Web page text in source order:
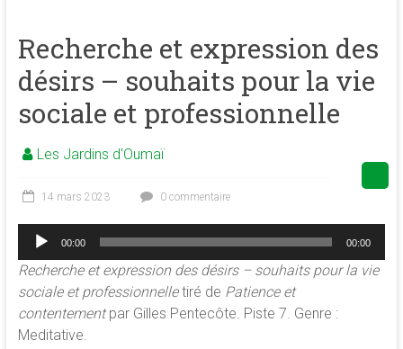
Site
d'épanouissement
de
la
et
développement
la
merveilleuse
association
<b/>sophrologie,
méditation
Recherche et expression des
désirs – souhaits pour la vie
sociale et professionnelle
Les Jardins d'Oumaï
14 mars 2023 0 commentaire
Lecteur
audio
00:00 00:00
Recherche et expression des désirs – souhaits pour la vie
sociale et professionnelletiré de Patience et
contentementpar Gilles Pentecôte. Piste 7. Genre :
Meditative.